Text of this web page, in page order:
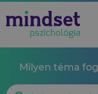
Milyen téma